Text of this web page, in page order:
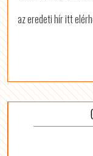
az eredeti hír itt